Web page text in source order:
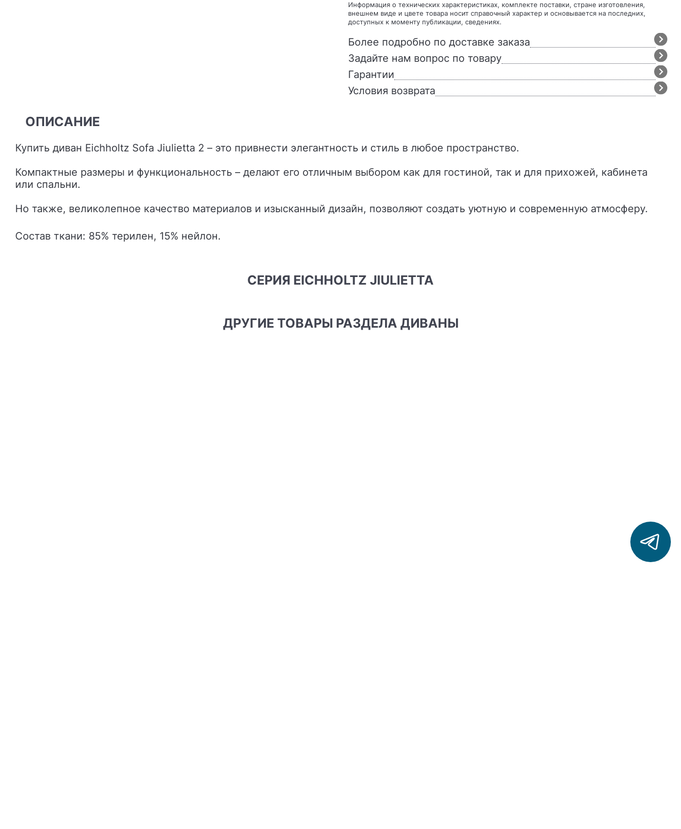
Информация о технических характеристиках, комплекте поставки, стране изготовления,
внешнем виде и цвете товара носит справочный характер и основывается на последних,
доступных к моменту публикации, сведениях.
Более подробно по доставке заказа
Задайте нам вопрос по товару
Гарантии
Условия возврата
ОПИСАНИЕ
Купить диван Eichholtz Sofa Jiulietta 2 – это привнести элегантность и стиль в любое пространство.
Компактные размеры и функциональность – делают его отличным выбором как для гостиной, так и для прихожей, кабинета
или спальни.
Но также, великолепное качество материалов и изысканный дизайн, позволяют создать уютную и современную атмосферу.
Состав ткани: 85% терилен, 15% нейлон.
СЕРИЯ EICHHOLTZ JIULIETTA
ДРУГИЕ ТОВАРЫ РАЗДЕЛА ДИВАНЫ